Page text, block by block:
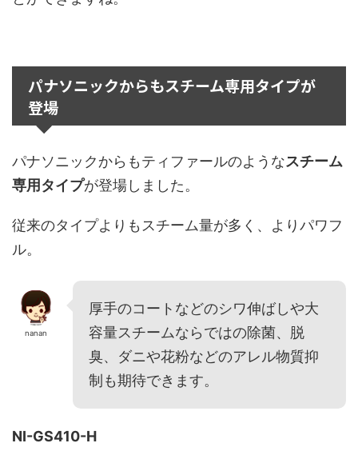
パナソニックからもスチーム専用タイプが
登場
パナソニックからもティファールのようなスチーム
専用タイプが登場しました。
従来のタイプよりもスチーム量が多く、よりパワフ
ル。
nanan
厚手のコートなどのシワ伸ばしや大
容量スチームならではの除菌、脱
臭、ダニや花粉などのアレル物質抑
制も期待できます。
NI-GS410-H